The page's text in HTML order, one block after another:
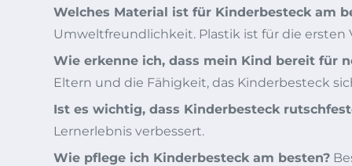
Welches Material ist für Kinderbesteck am
Umweltfreundlichkeit. Plastik ist für die
Wie erkenne ich, dass mein Kind bereit für
Eltern und die Fähigkeit, das Kinderbesteck
Ist es wichtig, dass Kinderbesteck
Lernerlebnis verbessert.
Wie pflege ich Kinderbesteck am besten?